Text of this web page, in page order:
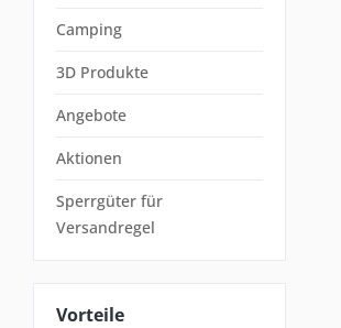
Camping
3D Produkte
Angebote
Aktionen
Sperrgüter für
Versandregel
Vorteile